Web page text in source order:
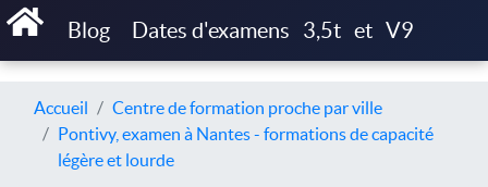
Blog Dates d'examens 3,5t et V9
Accueil
Centre de formation proche par ville
Pontivy, examen à Nantes - formations de capacité
légère et lourde